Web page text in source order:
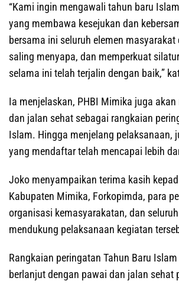
“Kami ingin mengawali tahun baru
yang membawa kesejukan dan
bersama ini seluruh elemen masyarakat
saling menyapa, dan memperkuat
selama ini telah terjalin dengan baik,”
Ia menjelaskan, PHBI Mimika juga
dan jalan sehat sebagai rangkaian
Islam. Hingga menjelang pelaksanaan,
yang mendaftar telah mencapai lebih
Joko menyampaikan terima kasih
Kabupaten Mimika, Forkopimda, para
organisasi kemasyarakatan, dan
mendukung pelaksanaan kegiatan
Rangkaian peringatan Tahun Baru
berlanjut dengan pawai dan jalan sehat